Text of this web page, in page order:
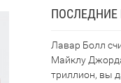
Лавар Болл
Майклу
триллион, вы